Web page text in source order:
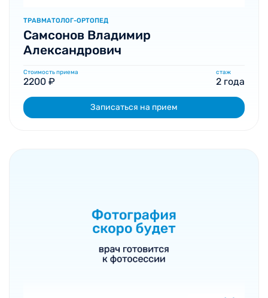
ТРАВМАТОЛОГ-ОРТОПЕД
Самсонов Владимир
Александрович
Стоимость приема
2200 ₽
стаж
2 года
Записаться на прием